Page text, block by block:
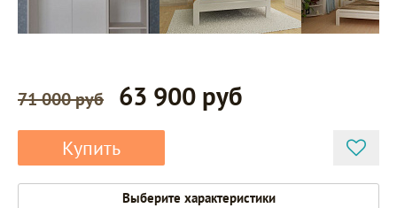
71 000 руб 63 900 руб
Купить
Выберите характеристики